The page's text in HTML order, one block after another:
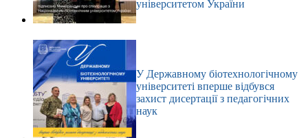
університетом України
У Державному біотехнологічному
університеті вперше відбувся
захист дисертації з педагогічних
наук